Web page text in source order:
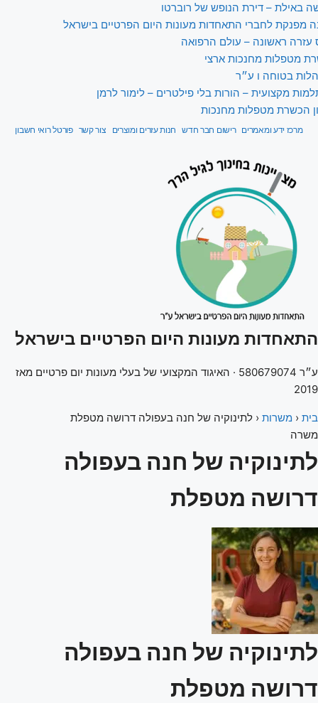
באילת – דירת הנופש של רוברטו
מפנקת לחברי התאחדות מעונות היום הפרטיים בישראל
עזרה ראשונה – עולם הרפואה
מטפלות מחנכות ארצי
בטוחה ו ע״ר
מקצועית – הורות בלי פילטרים – לימור לרמן
הכשרת מטפלות מחנכות
מרכז ידע ומאמרים רישום חבר חדש חנות עזרים ומוצרים צור קשר פורטל רואי חשבון
התאחדות מעונות היום הפרטיים בישראל
ע״ר 580679074 · האיגוד המקצועי של בעלי מעונות יום פרטיים מאז
2019
בית ‹ משרות ‹ לתינוקיה של חנה בעפולה דרושה מטפלת
משרה
לתינוקיה של חנה בעפולה
דרושה מטפלת
לתינוקיה של חנה בעפולה
דרושה מטפלת